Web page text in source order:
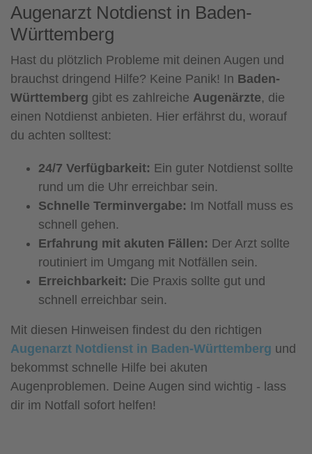
Augenarzt Notdienst in Baden-
Württemberg
Hast du plötzlich Probleme mit deinen Augen und
brauchst dringend Hilfe? Keine Panik! In Baden-
Württemberg gibt es zahlreiche Augenärzte, die
einen Notdienst anbieten. Hier erfährst du, worauf
du achten solltest:
24/7 Verfügbarkeit: Ein guter Notdienst sollte
rund um die Uhr erreichbar sein.
Schnelle Terminvergabe: Im Notfall muss es
schnell gehen.
Erfahrung mit akuten Fällen: Der Arzt sollte
routiniert im Umgang mit Notfällen sein.
Erreichbarkeit: Die Praxis sollte gut und
schnell erreichbar sein.
Mit diesen Hinweisen findest du den richtigen
Augenarzt Notdienst in Baden-Württemberg und
bekommst schnelle Hilfe bei akuten
Augenproblemen. Deine Augen sind wichtig - lass
dir im Notfall sofort helfen!